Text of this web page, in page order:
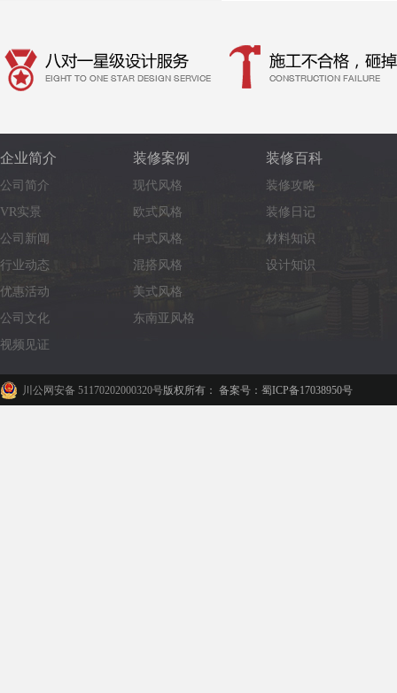
企业简介
公司简介
VR实景
公司新闻
行业动态
优惠活动
公司文化
视频见证
装修案例
现代风格
欧式风格
中式风格
混搭风格
美式风格
东南亚风格
装修百科
装修攻略
装修日记
材料知识
设计知识
川公网安备 51170202000320号版权所有： 备案号：蜀ICP备17038950号